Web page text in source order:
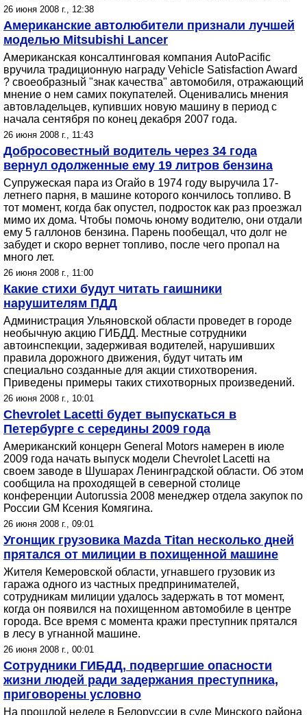
26 июня 2008 г., 12:38
Американские автолюбители признали лучшей
моделью Mitsubishi Lancer
Американская консалтинговая компания AutoPacific
вручила традиционную награду Vehicle Satisfaction Award
? своеобразный "знак качества" автомобиля, отражающий
мнение о нем самих покупателей. Оценивались мнения
автовладельцев, купивших новую машину в период с
начала сентября по конец декабря 2007 года.
26 июня 2008 г., 11:43
Добросовестный водитель через 34 года
вернул одолженные ему 19 литров бензина
Супружеская пара из Огайо в 1974 году выручила 17-
летнего парня, в машине которого кончилось топливо. В
тот момент, когда бак опустел, подросток как раз проезжал
мимо их дома. Чтобы помочь юному водителю, они отдали
ему 5 галлонов бензина. Парень пообещал, что долг не
забудет и скоро вернет топливо, после чего пропал на
много лет.
26 июня 2008 г., 11:00
Какие стихи будут читать гаишники
нарушителям ПДД
Администрация Ульяновской области проведет в городе
необычную акцию ГИБДД. Местные сотрудники
автоинспекции, задерживая водителей, нарушивших
правила дорожного движения, будут читать им
специально созданные для акции стихотворения.
Приведены примеры таких стихотворных произведений.
26 июня 2008 г., 10:01
Chevrolet Lacetti будет выпускаться в
Петербурге с середины 2009 года
Американский концерн General Motors намерен в июле
2009 года начать выпуск модели Chevrolet Lacetti на
своем заводе в Шушарах Ленинградской области. Об этом
сообщила на проходящей в северной столице
конференции Autorussia 2008 менеджер отдела закупок по
России GM Ксения Комягина.
26 июня 2008 г., 09:01
Угонщик грузовика Mazda Titan несколько дней
прятался от милиции в похищенной машине
Жителя Кемеровской области, угнавшего грузовик из
гаража одного из частных предпринимателей,
сотрудникам милиции удалось задержать в тот момент,
когда он появился на похищенном автомобиле в центре
города. Все время с момента кражи преступник прятался
в лесу в угнанной машине.
26 июня 2008 г., 00:01
Сотрудники ГИБДД, подвергшие опасности
жизни людей ради задержания преступника,
приговорены условно
На прошлой неделе в Белоруссии в суде Минского района